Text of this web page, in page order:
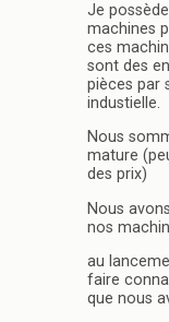
Je
machines
ces
sont des
pièces par
industielle.
Nous
mature
des prix)
Nous
nos
au
faire
que nous